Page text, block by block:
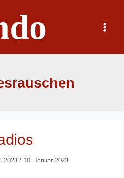
Main
Menu
2023/ 10. Januar 2023